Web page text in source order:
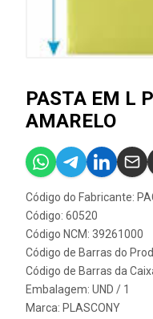
PASTA EM L
AMARELO
Código do Fabricante:
Código: 60520
Código NCM: 39261000
Código de Barras do
Código de Barras da
Embalagem: UND / 1
Marca: PLASCONY